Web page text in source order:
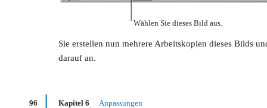
96 Kapitel 6 Anpassungen
Wählen Sie dieses Bild aus.
Sie erstellen nun mehrere Arbeitskopien dieses Bilds
darauf an.